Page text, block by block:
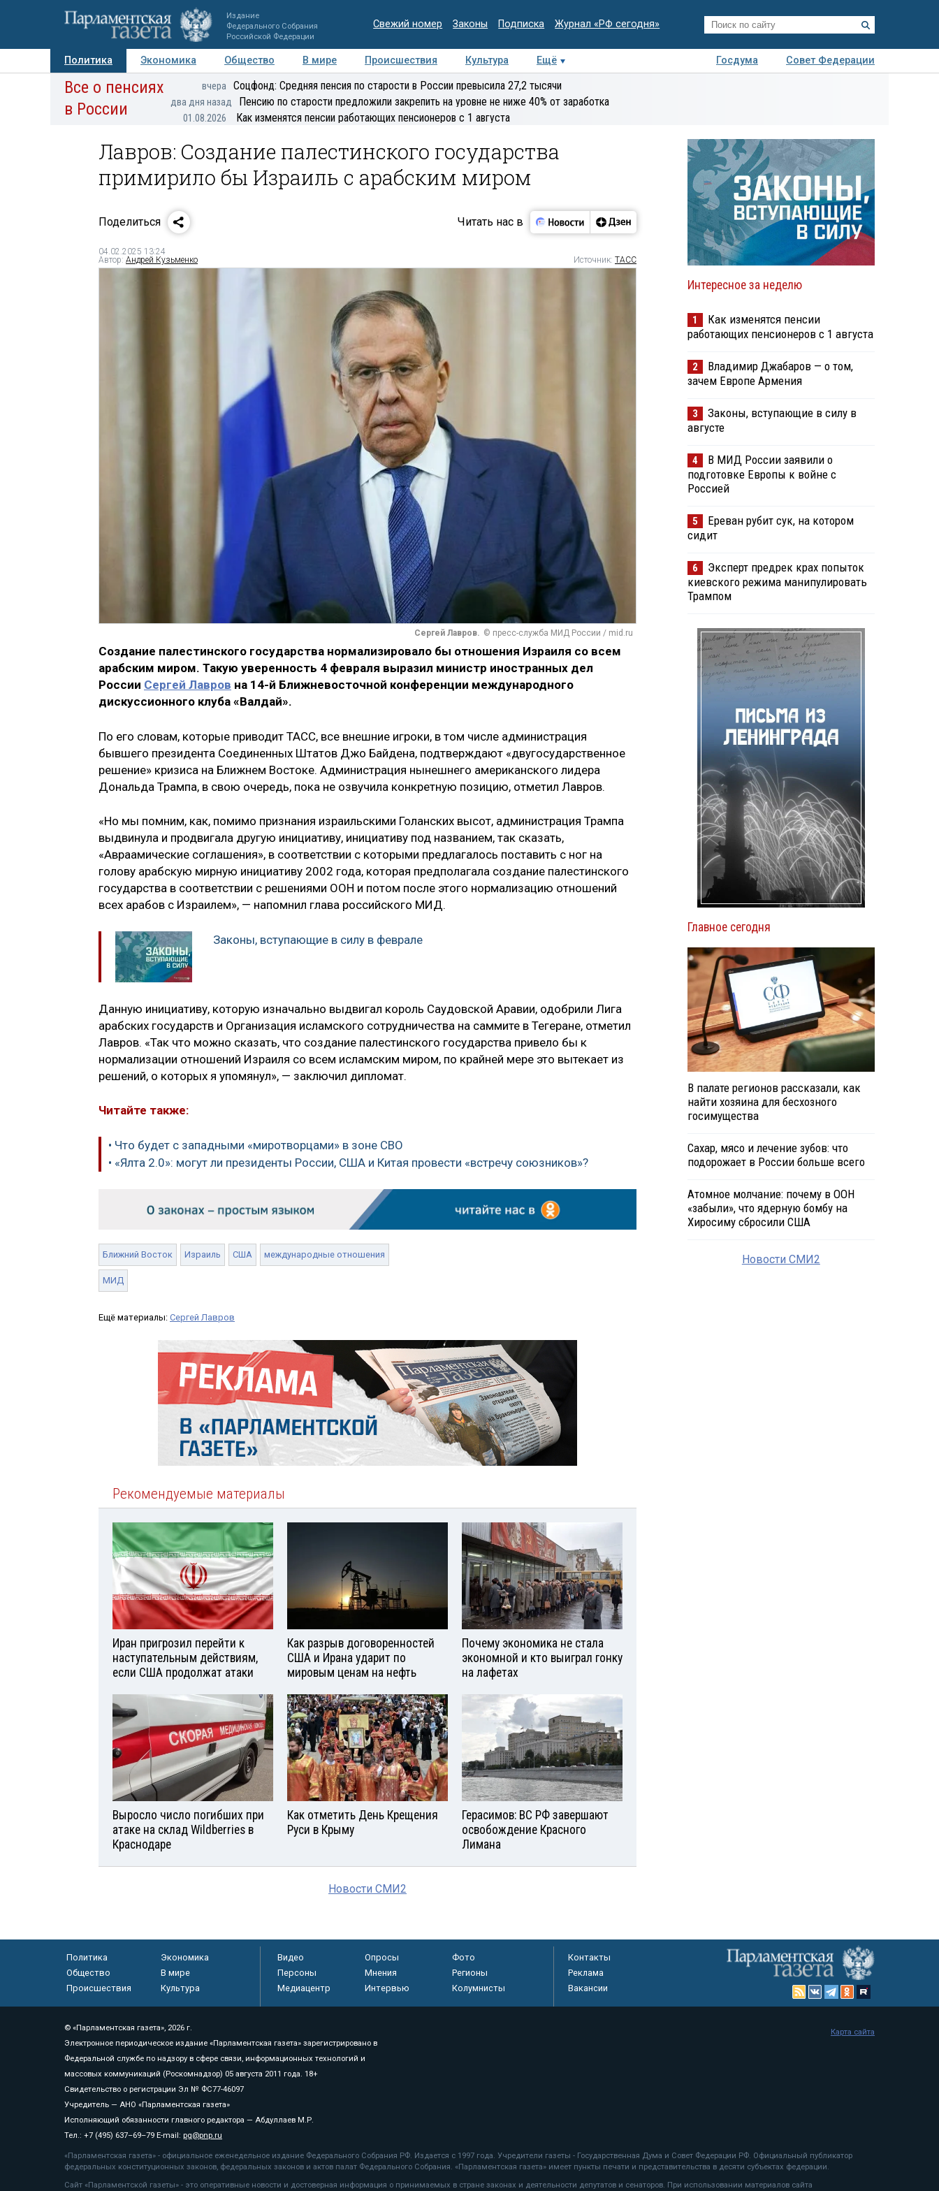
Издание
Федерального Собрания
Российской Федерации
Свежий номер Законы Подписка Журнал «РФ сегодня»
Политика Экономика Общество В мире Происшествия Культура Ещё Госдума
Совет Федерации
Авторы Персоны Мнения Регионы Медиацентр Интервью Колумнисты
экспертиза
Все о пенсиях
в России
вчера Соцфонд: Средняя пенсия по старости в России превысила 27,2 тысячи
два дня назад Пенсию по старости предложили закрепить на уровне не ниже 40% от заработка
01.08.2026 Как изменятся пенсии работающих пенсионеров с 1 августа
Лавров: Создание палестинского государства
примирило бы Израиль с арабским миром
Поделиться Читать нас в
04.02.2025 13:24
Автор: Андрей Кузьменко Источник: ТАСС
Сергей Лавров. © пресс-служба МИД России / mid.ru
Создание палестинского государства нормализировало бы отношения Израиля со всем
арабским миром. Такую уверенность 4 февраля выразил министр иностранных дел
России Сергей Лавров на 14-й Ближневосточной конференции международного
дискуссионного клуба «Валдай».
По его словам, которые приводит ТАСС, все внешние игроки, в том числе администрация
бывшего президента Соединенных Штатов Джо Байдена, подтверждают «двугосударственное
решение» кризиса на Ближнем Востоке. Администрация нынешнего американского лидера
Дональда Трампа, в свою очередь, пока не озвучила конкретную позицию, отметил Лавров.
«Но мы помним, как, помимо признания израильскими Голанских высот, администрация Трампа
выдвинула и продвигала другую инициативу, инициативу под названием, так сказать,
«Авраамические соглашения», в соответствии с которыми предлагалось поставить с ног на
голову арабскую мирную инициативу 2002 года, которая предполагала создание палестинского
государства в соответствии с решениями ООН и потом после этого нормализацию отношений
всех арабов с Израилем», — напомнил глава российского МИД.
Законы, вступающие в силу в феврале
Данную инициативу, которую изначально выдвигал король Саудовской Аравии, одобрили Лига
арабских государств и Организация исламского сотрудничества на саммите в Тегеране, отметил
Лавров. «Так что можно сказать, что создание палестинского государства привело бы к
нормализации отношений Израиля со всем исламским миром, по крайней мере это вытекает из
решений, о которых я упомянул», — заключил дипломат.
Читайте также:
• Что будет с западными «миротворцами» в зоне СВО
• «Ялта 2.0»: могут ли президенты России, США и Китая провести «встречу союзников»?
Ближний Восток Израиль США международные отношения
МИД
Ещё материалы: Сергей Лавров
Рекомендуемые материалы
Иран пригрозил перейти к
наступательным действиям,
если США продолжат атаки
Как разрыв договоренностей
США и Ирана ударит по
мировым ценам на нефть
Почему экономика не стала
экономной и кто выиграл гонку
на лафетах
Выросло число погибших при
атаке на склад Wildberries в
Краснодаре
Как отметить День Крещения
Руси в Крыму
Герасимов: ВС РФ завершают
освобождение Красного
Лимана
Новости СМИ2
Интересное за неделю
1
Как изменятся пенсии
работающих пенсионеров с 1 августа
2
Владимир Джабаров — о том,
зачем Европе Армения
3
Законы, вступающие в силу в
августе
4
В МИД России заявили о
подготовке Европы к войне с
Россией
5
Ереван рубит сук, на котором
сидит
6
Эксперт предрек крах попыток
киевского режима манипулировать
Трампом
Главное сегодня
В палате регионов рассказали, как
найти хозяина для бесхозного
госимущества
Сахар, мясо и лечение зубов: что
подорожает в России больше всего
Атомное молчание: почему в ООН
«забыли», что ядерную бомбу на
Хиросиму сбросили США
Новости СМИ2
Политика
Экономика
Общество
В мире
Происшествия
Культура
Видео Опросы
Фото
Персоны
Мнения
Регионы
Медиацентр
Интервью Колумнисты
Контакты
Реклама
Вакансии
© «Парламентская газета», 2026 г.
Электронное периодическое издание «Парламентская газета» зарегистрировано в
Федеральной службе по надзору в сфере связи, информационных технологий и
массовых коммуникаций (Роскомнадзор) 05 августа 2011 года. 18+
Свидетельство о регистрации Эл № ФС77-46097
Учредитель — АНО «Парламентская газета»
Исполняющий обязанности главного редактора — Абдуллаев М.Р.
Тел.: +7 (495) 637–69–79 E-mail: pg@pnp.ru
«Парламентская газета» - официальное еженедельное издание Федерального Собрания РФ. Издается с 1997 года. Учредители газеты - Государственная Дума и Совет Федерации РФ. Официальный публикатор
федеральных конституционных законов, федеральных законов и актов палат Федерального Собрания. «Парламентская газета» имеет пункты печати и представительства в десяти субъектах федерации.
Сайт «Парламентской газеты» - это оперативные новости и достоверная информация о принимаемых в стране законах и деятельности депутатов и сенаторов. При использовании материалов сайта
Карта сайта